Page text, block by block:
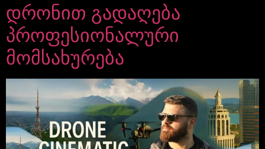
დრონით გადაღება
პროფესიონალური
მომსახურება